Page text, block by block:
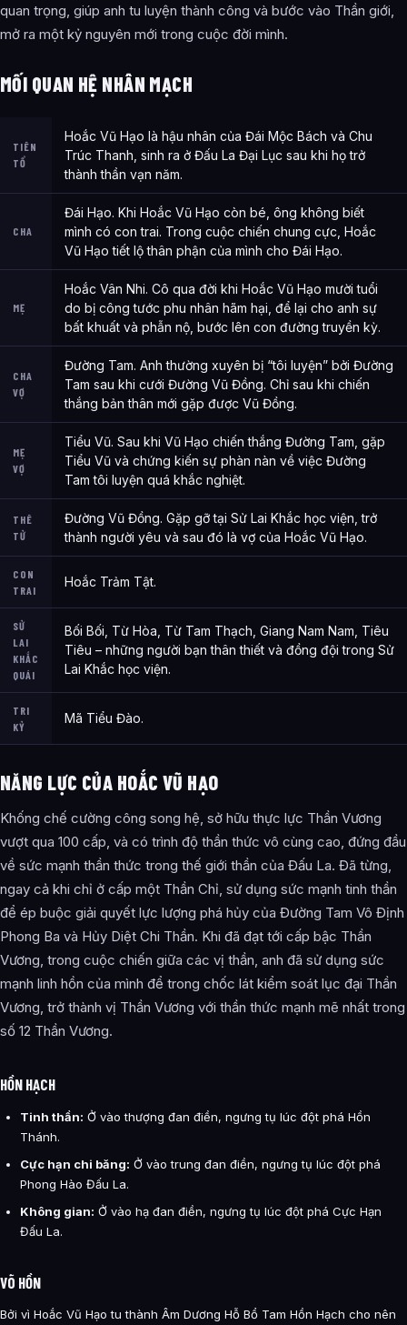
quan trọng, giúp anh tu luyện thành công và bước vào Thần giới,
mở ra một kỷ nguyên mới trong cuộc đời mình.
MỐI QUAN HỆ NHÂN MẠCH
TIÊN
TỔ
Hoắc Vũ Hạo là hậu nhân của Đái Mộc Bách và Chu
Trúc Thanh, sinh ra ở Đấu La Đại Lục sau khi họ trở
thành thần vạn năm.
CHA
Đái Hạo. Khi Hoắc Vũ Hạo còn bé, ông không biết
mình có con trai. Trong cuộc chiến chung cực, Hoắc
Vũ Hạo tiết lộ thân phận của mình cho Đái Hạo.
MẸ
Hoắc Vân Nhi. Cô qua đời khi Hoắc Vũ Hạo mười tuổi
do bị công tước phu nhân hãm hại, để lại cho anh sự
bất khuất và phẫn nộ, bước lên con đường truyền kỳ.
CHA
VỢ
Đường Tam. Anh thường xuyên bị “tôi luyện” bởi Đường
Tam sau khi cưới Đường Vũ Đồng. Chỉ sau khi chiến
thắng bản thân mới gặp được Vũ Đồng.
MẸ
VỢ
Tiểu Vũ. Sau khi Vũ Hạo chiến thắng Đường Tam, gặp
Tiểu Vũ và chứng kiến sự phàn nàn về việc Đường
Tam tôi luyện quá khắc nghiệt.
THÊ
TỬ
Đường Vũ Đồng. Gặp gỡ tại Sử Lai Khắc học viện, trở
thành người yêu và sau đó là vợ của Hoắc Vũ Hạo.
CON
TRAI
Hoắc Trảm Tật.
SỬ
LAI
KHẮC
QUÁI
Bối Bối, Từ Hòa, Từ Tam Thạch, Giang Nam Nam, Tiêu
Tiêu – những người bạn thân thiết và đồng đội trong Sử
Lai Khắc học viện.
TRI
KỶ
Mã Tiểu Đào.
NĂNG LỰC CỦA HOẮC VŨ HẠO
Khống chế cường công song hệ, sở hữu thực lực Thần Vương
vượt qua 100 cấp, và có trình độ thần thức vô cùng cao, đứng đầu
về sức mạnh thần thức trong thế giới thần của Đấu La. Đã từng,
ngay cả khi chỉ ở cấp một Thần Chỉ, sử dụng sức mạnh tinh thần
để ép buộc giải quyết lực lượng phá hủy của Đường Tam Vô Định
Phong Ba và Hủy Diệt Chi Thần. Khi đã đạt tới cấp bậc Thần
Vương, trong cuộc chiến giữa các vị thần, anh đã sử dụng sức
mạnh linh hồn của mình để trong chốc lát kiểm soát lục đại Thần
Vương, trở thành vị Thần Vương với thần thức mạnh mẽ nhất trong
số 12 Thần Vương.
HỒN HẠCH
Tinh thần: Ở vào thượng đan điền, ngưng tụ lúc đột phá Hồn
Thánh.
Cực hạn chi băng: Ở vào trung đan điền, ngưng tụ lúc đột phá
Phong Hào Đấu La.
Không gian: Ở vào hạ đan điền, ngưng tụ lúc đột phá Cực Hạn
Đấu La.
VÕ HỒN
Bởi vì Hoắc Vũ Hạo tu thành Âm Dương Hỗ Bổ Tam Hồn Hạch cho nên